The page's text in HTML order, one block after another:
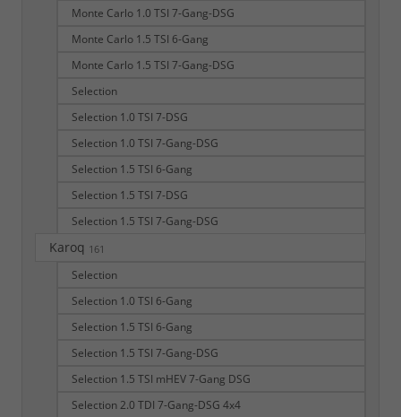
Monte Carlo 1.0 TSI 7-Gang-DSG
Monte Carlo 1.5 TSI 6-Gang
Monte Carlo 1.5 TSI 7-Gang-DSG
Selection
Selection 1.0 TSI 7-DSG
Selection 1.0 TSI 7-Gang-DSG
Selection 1.5 TSI 6-Gang
Selection 1.5 TSI 7-DSG
Selection 1.5 TSI 7-Gang-DSG
Karoq 161
Selection
Selection 1.0 TSI 6-Gang
Selection 1.5 TSI 6-Gang
Selection 1.5 TSI 7-Gang-DSG
Selection 1.5 TSI mHEV 7-Gang DSG
Selection 2.0 TDI 7-Gang-DSG 4x4